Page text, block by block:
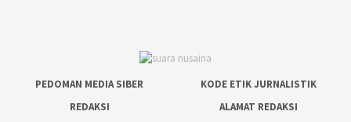
PEDOMAN MEDIA SIBER
KODE ETIK JURNALISTIK
REDAKSI
ALAMAT REDAKSI